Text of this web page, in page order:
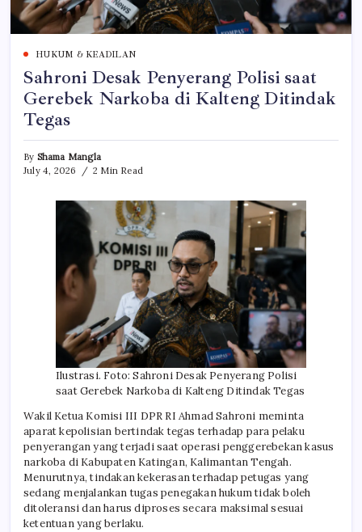
HUKUM & KEADILAN
Sahroni Desak Penyerang Polisi saat
Gerebek Narkoba di Kalteng Ditindak
Tegas
By Shama Mangla
July 4, 2026
2 Min Read
Ilustrasi. Foto: Sahroni Desak Penyerang Polisi
saat Gerebek Narkoba di Kalteng Ditindak Tegas
Wakil Ketua Komisi III DPR RI Ahmad Sahroni meminta
aparat kepolisian bertindak tegas terhadap para pelaku
penyerangan yang terjadi saat operasi penggerebekan kasus
narkoba di Kabupaten Katingan, Kalimantan Tengah.
Menurutnya, tindakan kekerasan terhadap petugas yang
sedang menjalankan tugas penegakan hukum tidak boleh
ditoleransi dan harus diproses secara maksimal sesuai
ketentuan yang berlaku.